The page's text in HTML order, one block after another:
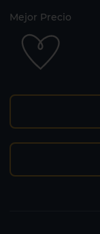
Mejor Precio